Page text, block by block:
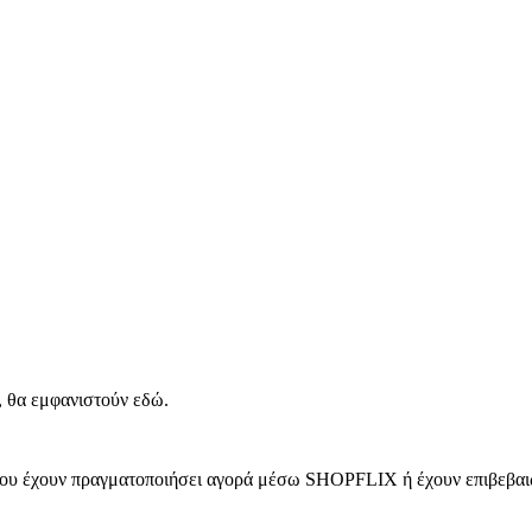
θα εμφανιστούν εδώ.
έχουν πραγματοποιήσει αγορά μέσω SHOPFLIX ή έχουν